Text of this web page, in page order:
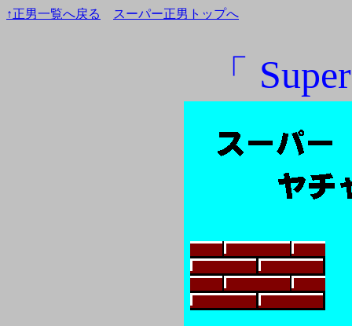
↑正男一覧へ戻る スーパー正男トップへ
「